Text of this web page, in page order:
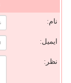
نام:
ایمیل:
نظر: